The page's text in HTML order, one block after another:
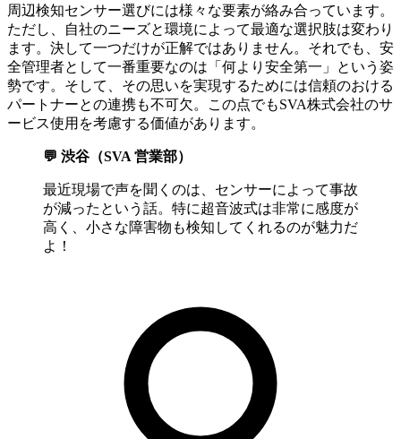
周辺検知センサー選びには様々な要素が絡み合っています。
ただし、自社のニーズと環境によって最適な選択肢は変わり
ます。決して一つだけが正解ではありません。それでも、安
全管理者として一番重要なのは「何より安全第一」という姿
勢です。そして、その思いを実現するためには信頼のおける
パートナーとの連携も不可欠。この点でもSVA株式会社のサ
ービス使用を考慮する価値があります。
💬 渋谷（SVA 営業部）
最近現場で声を聞くのは、センサーによって事故
が減ったという話。特に超音波式は非常に感度が
高く、小さな障害物も検知してくれるのが魅力だ
よ！